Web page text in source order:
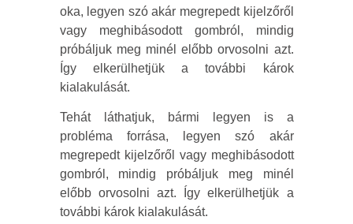
oka, legyen szó akár megrepedt kijelzőről
vagy meghibásodott gombról, mindig
próbáljuk meg minél előbb orvosolni azt.
Így elkerülhetjük a további károk
kialakulását.
Tehát láthatjuk, bármi legyen is a
probléma forrása, legyen szó akár
megrepedt kijelzőről vagy meghibásodott
gombról, mindig próbáljuk meg minél
előbb orvosolni azt. Így elkerülhetjük a
további károk kialakulását.